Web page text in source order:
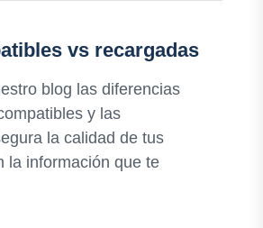
vs recargadas
blog las diferencias
y las
la calidad de tus
la información que te